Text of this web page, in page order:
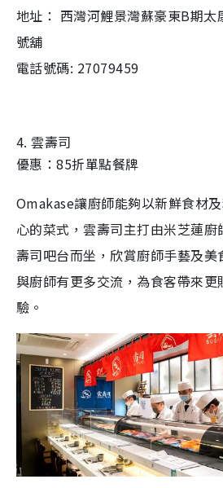
地址： 西灣河鯉景灣蘇豪東B期
號舖
電話號碼: 27079459
4. 雲壽司
優惠：85折單點餐牌
Omakase讓廚師能夠以新鮮食材
心的菜式，雲壽司主打由米芝蓮
壽司吧台而坐，欣賞廚師手藝及
與廚師有更多交流，為食客帶來更
驗。